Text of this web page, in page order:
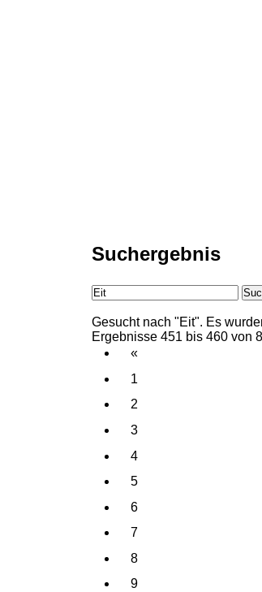
Suchergebnis
Gesucht nach "Eit". Es
Ergebnisse 451 bis 460 von
«
1
2
3
4
5
6
7
8
9